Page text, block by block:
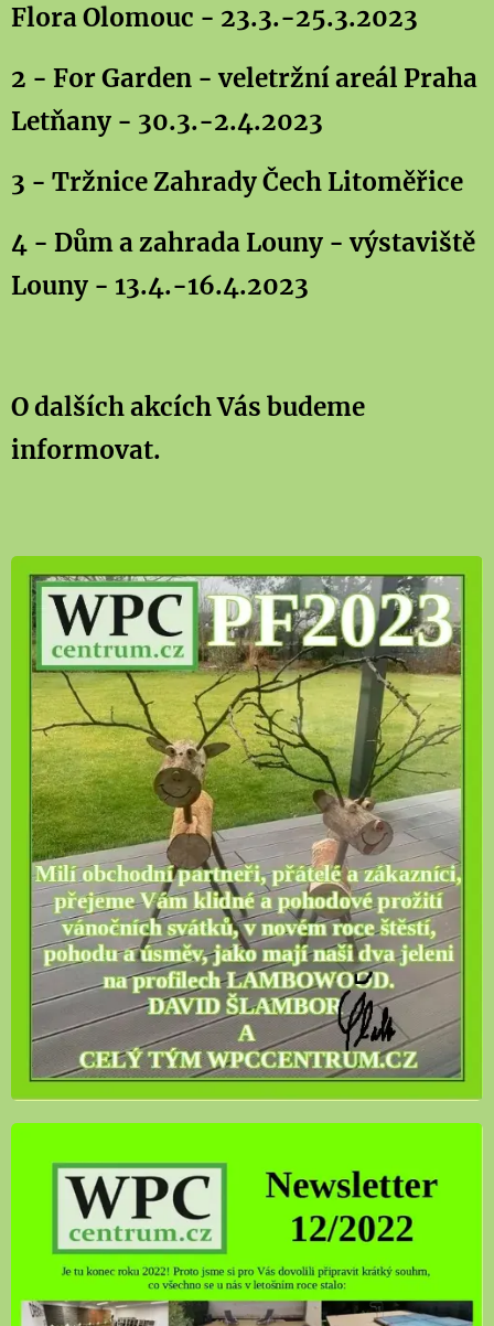
Flora Olomouc - 23.3.-25.3.2023
2 - For Garden - veletržní areál Praha
Letňany - 30.3.-2.4.2023
3 - Tržnice Zahrady Čech Litoměřice
4 - Dům a zahrada Louny - výstaviště
Louny - 13.4.-16.4.2023
O dalších akcích Vás budeme
informovat.